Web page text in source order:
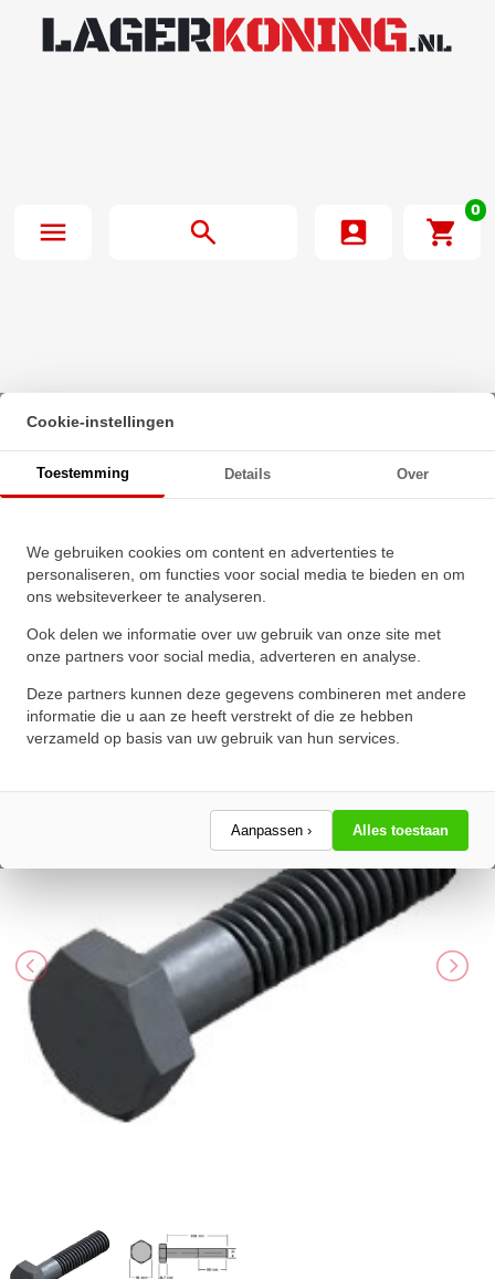
0
Beginpagina·
Zeskanttapbout Deeldraad DIN 931 M30x320mm 10.9
Onbehandeld
Cookie-instellingen
Toestemming Details Over
We gebruiken cookies om content en advertenties te
personaliseren, om functies voor social media te bieden en om
ons websiteverkeer te analyseren.
Ook delen we informatie over uw gebruik van onze site met
onze partners voor social media, adverteren en analyse.
Deze partners kunnen deze gegevens combineren met andere
informatie die u aan ze heeft verstrekt of die ze hebben
verzameld op basis van uw gebruik van hun services.
Aanpassen › Alles toestaan
Zeskanttapbout Deeldraad DIN
931 M30x320mm 10.9
Onbehandeld
Schrijf een review!